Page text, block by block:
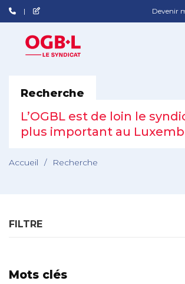
Devenir
Recherche
L’OGBL est de loin le
plus important au
Accueil / Recherche
FILTRE
Mots clés